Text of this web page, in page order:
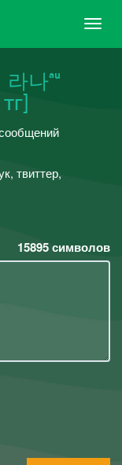
나ᵃᵘ
твиттер,
15895символов